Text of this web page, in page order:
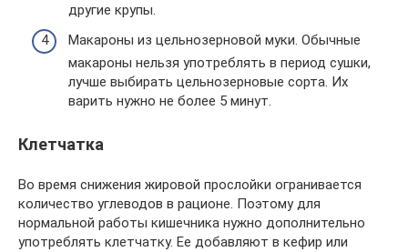
другие крупы.
Макароны из цельнозерновой муки. Обычные
макароны нельзя употреблять в период сушки,
лучше выбирать цельнозерновые сорта. Их
варить нужно не более 5 минут.
Клетчатка
Во время снижения жировой прослойки огранивается
количество углеводов в рационе. Поэтому для
нормальной работы кишечника нужно дополнительно
употреблять клетчатку. Ее добавляют в кефир или